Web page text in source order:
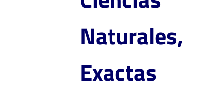
Naturales,
Exactas